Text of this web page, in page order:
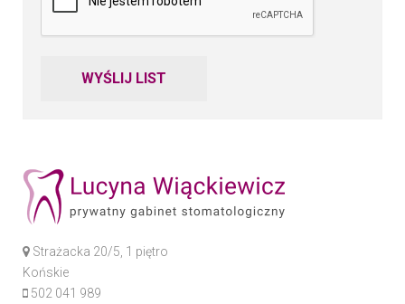
WYŚLIJ LIST
Strażacka 20/5, 1 piętro
Końskie
502 041 989